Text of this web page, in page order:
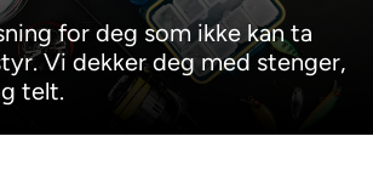
for deg som ikke kan ta
Vi dekker deg med stenger,
telt.